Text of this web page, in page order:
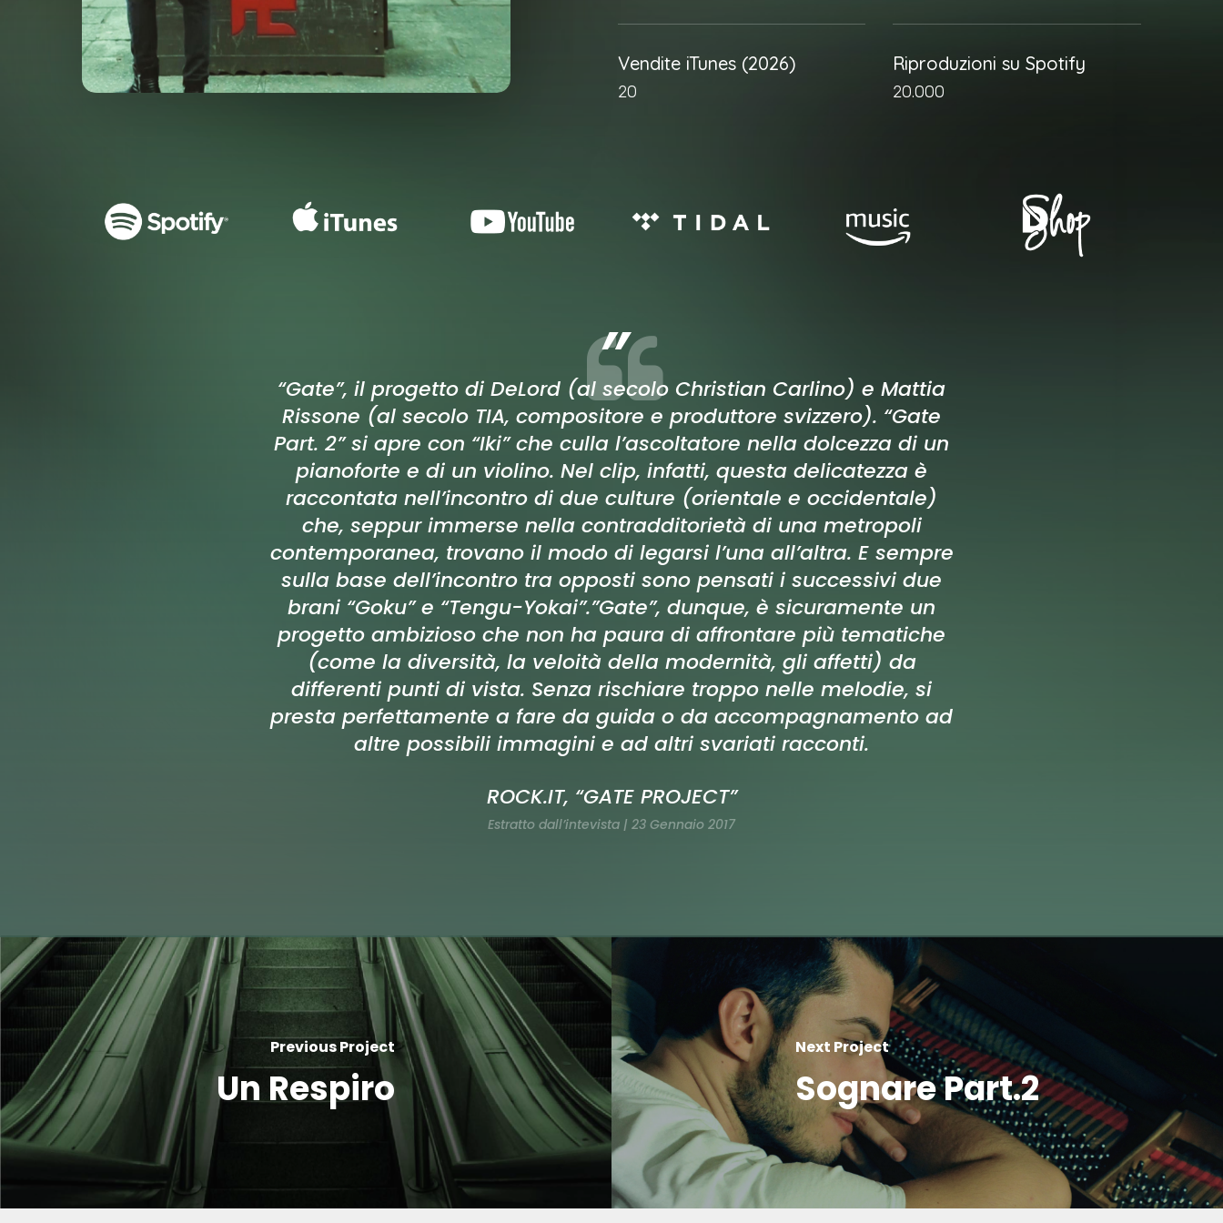
Vendite iTunes (2026)
20
Riproduzioni su Spotify
20.000
”
“Gate”, il progetto di DeLord (al secolo Christian Carlino) e Mattia
Rissone (al secolo TIA, compositore e produttore svizzero). “Gate
Part. 2” si apre con “Iki” che culla l’ascoltatore nella dolcezza di un
pianoforte e di un violino. Nel clip, infatti, questa delicatezza è
raccontata nell’incontro di due culture (orientale e occidentale)
che, seppur immerse nella contradditorietà di una metropoli
contemporanea, trovano il modo di legarsi l’una all’altra. E sempre
sulla base dell’incontro tra opposti sono pensati i successivi due
brani “Goku” e “Tengu-Yokai”.”Gate”, dunque, è sicuramente un
progetto ambizioso che non ha paura di affrontare più tematiche
(come la diversità, la veloità della modernità, gli affetti) da
differenti punti di vista. Senza rischiare troppo nelle melodie, si
presta perfettamente a fare da guida o da accompagnamento ad
altre possibili immagini e ad altri svariati racconti.
ROCK.IT, “GATE PROJECT”
Estratto dall’intevista | 23 Gennaio 2017
Previous Project
Un Respiro
Next Project
Sognare Part.2